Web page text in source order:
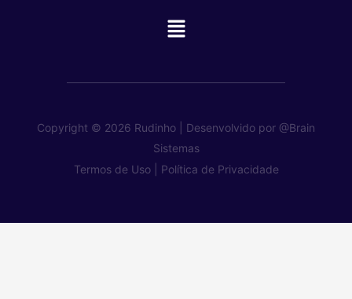
Main
Copyright © 2026 Rudinho | Desenvolvido por @Brain
Sistemas
Termos de Uso |
Política de Privacidade